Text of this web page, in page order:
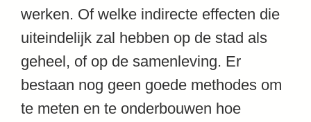
werken. Of welke indirecte effecten die
uiteindelijk zal hebben op de stad als
geheel, of op de samenleving. Er
bestaan nog geen goede methodes om
te meten en te onderbouwen hoe